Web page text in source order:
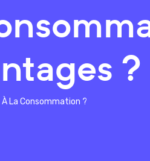
?
La Consommation ?